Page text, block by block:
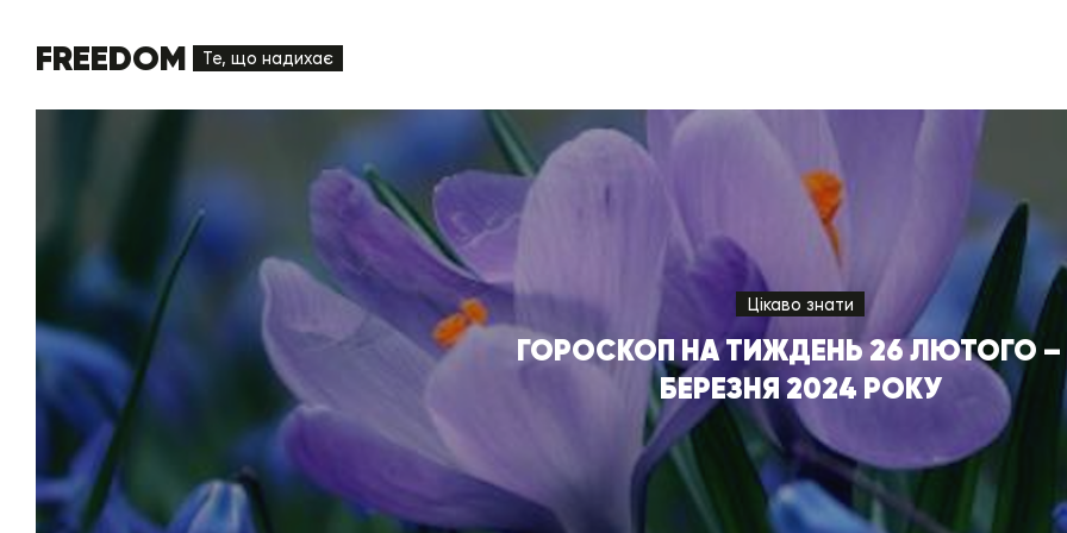
FREEDOM Те, що надихає
Цікаво знати
ГОРОСКОП НА ТИЖДЕНЬ 26 ЛЮТОГО –
БЕРЕЗНЯ 2024 РОКУ